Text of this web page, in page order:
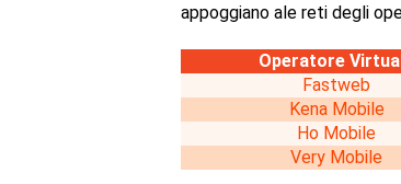
appoggiano ale reti degli
Operatore
Fastweb
Kena Mobile
Ho Mobile
Very Mobile